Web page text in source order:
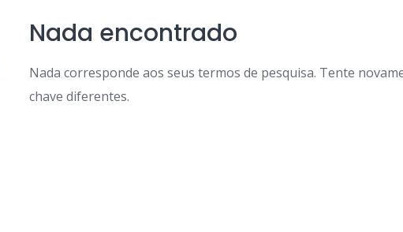
Nada encontrado
Nada corresponde aos seus termos de pesquisa. Tente
chave diferentes.